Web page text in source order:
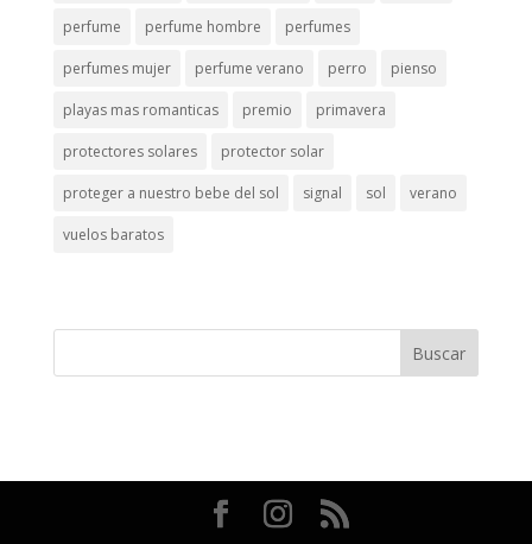
perfume perfume hombre perfumes
perfumes mujer perfume verano perro pienso
playas mas romanticas premio primavera
protectores solares protector solar
proteger a nuestro bebe del sol signal sol verano
vuelos baratos